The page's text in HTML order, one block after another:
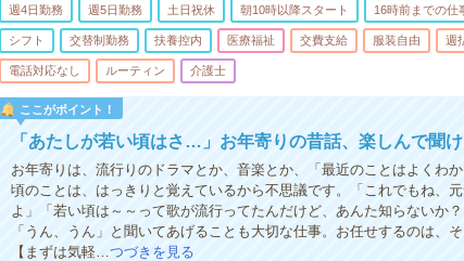
週4日勤務 週5日勤務 土日祝休 朝10時以降スタート 16時前までの仕
シフト 交替制勤務 扶養控内 医療福祉 交費支給 服装自由 週
電話対応なし ルーティン 介護士
ここがポイント！
「あたしが若い頃はさ…」お年寄りの昔話、楽しんで聞け
お年寄りは、流行りのドラマとか、音楽とか、「最近のことはよくわ
頃のことは、はっきりと覚えているから不思議です。「これでもね、
よ」「若い頃は～～って歌が流行ってたんだけど、あんた知らないか
「うん、うん」と聞いてあげることも大切な仕事。お任せするのは、
【まずは気軽…つづきを見る